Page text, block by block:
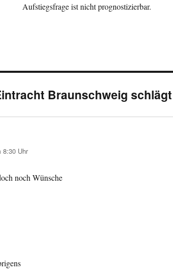
Aufstiegsfrage ist nicht prognostizierbar.
Braunschweig
8:30 Uhr
noch Wünsche